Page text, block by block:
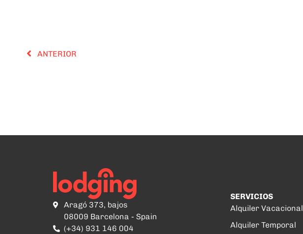
ANTERIOR
Aragó 373, bajos
08009 Barcelona - Spain
(+34) 931 146 004
SERVICIOS
Alquiler Vacacional
Alquiler Temporal